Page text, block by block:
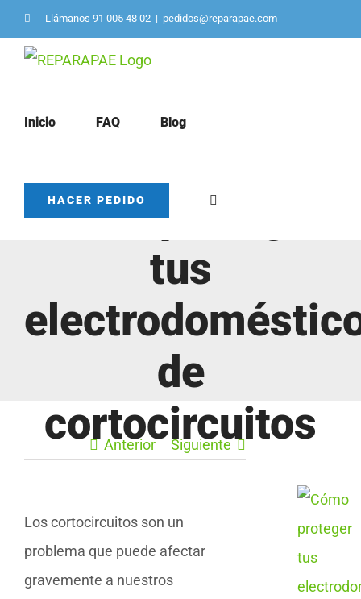
Saltar
al
Llámanos 91 005 48 02 | pedidos@reparapae.com
Inicio FAQ Blog
HACER PEDIDO
Cómo proteger
tus
de
cortocircuitos
Anterior Siguiente
Los cortocircuitos son un
problema que puede afectar
gravemente a nuestros